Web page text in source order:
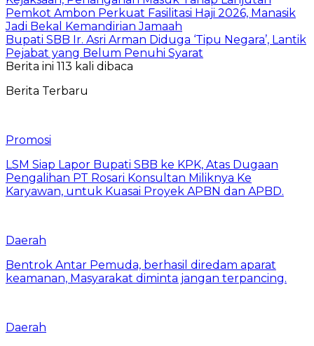
Pemkot Ambon Perkuat Fasilitasi Haji 2026, Manasik
Jadi Bekal Kemandirian Jamaah
Bupati SBB Ir. Asri Arman Diduga ‘Tipu Negara’, Lantik
Pejabat yang Belum Penuhi Syarat
Berita ini 113 kali dibaca
Berita Terbaru
Promosi
LSM Siap Lapor Bupati SBB ke KPK, Atas Dugaan
Pengalihan PT Rosari Konsultan Miliknya Ke
Karyawan, untuk Kuasai Proyek APBN dan APBD.
Daerah
Bentrok Antar Pemuda, berhasil diredam aparat
keamanan, Masyarakat diminta jangan terpancing.
Daerah